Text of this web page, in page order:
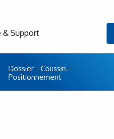
Dossier - Coussin -
Positionnement
& Support